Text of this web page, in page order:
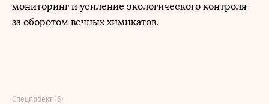
мониторинг и усиление экологического контроля
за оборотом вечных химикатов.
Спецпроект 16+